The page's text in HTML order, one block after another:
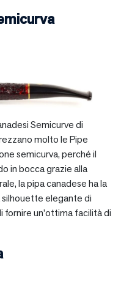
Semicurve di
molto le Pipe
semicurva, perché il
in bocca grazie alla
la pipa canadese ha la
elegante di
fornire un’ottima facilità di